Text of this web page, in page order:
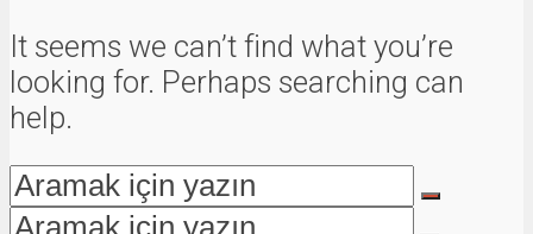
It seems we can’t find what you’re
looking for. Perhaps searching can
help.